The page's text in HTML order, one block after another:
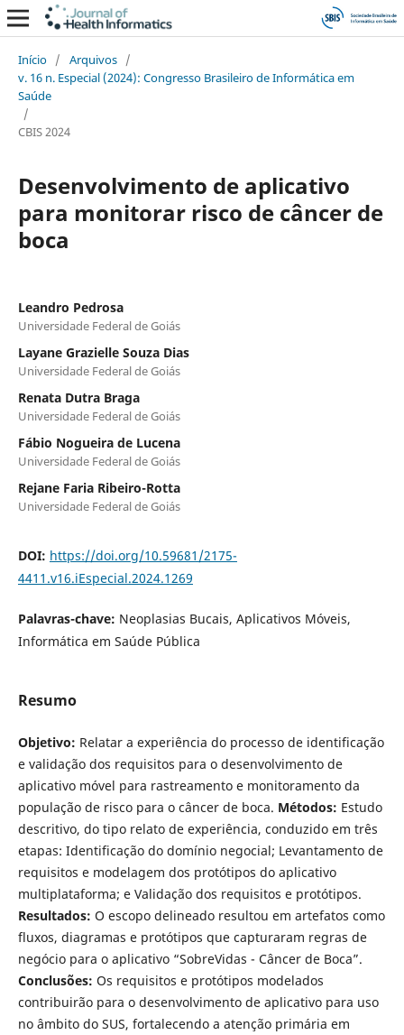
Início / Arquivos /
v. 16 n. Especial (2024): Congresso Brasileiro de Informática em
Saúde
/
CBIS 2024
Desenvolvimento de aplicativo
para monitorar risco de câncer de
boca
Leandro Pedrosa
Universidade Federal de Goiás
Layane Grazielle Souza Dias
Universidade Federal de Goiás
Renata Dutra Braga
Universidade Federal de Goiás
Fábio Nogueira de Lucena
Universidade Federal de Goiás
Rejane Faria Ribeiro-Rotta
Universidade Federal de Goiás
DOI: https://doi.org/10.59681/2175-
4411.v16.iEspecial.2024.1269
Palavras-chave: Neoplasias Bucais, Aplicativos Móveis,
Informática em Saúde Pública
Resumo
Objetivo: Relatar a experiência do processo de identificação
e validação dos requisitos para o desenvolvimento de
aplicativo móvel para rastreamento e monitoramento da
população de risco para o câncer de boca. Métodos: Estudo
descritivo, do tipo relato de experiência, conduzido em três
etapas: Identificação do domínio negocial; Levantamento de
requisitos e modelagem dos protótipos do aplicativo
multiplataforma; e Validação dos requisitos e protótipos.
Resultados: O escopo delineado resultou em artefatos como
fluxos, diagramas e protótipos que capturaram regras de
negócio para o aplicativo “SobreVidas - Câncer de Boca”.
Conclusões: Os requisitos e protótipos modelados
contribuirão para o desenvolvimento de aplicativo para uso
no âmbito do SUS, fortalecendo a atenção primária em